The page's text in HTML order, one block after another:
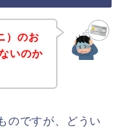
）のお
いのか
のですが、どうい